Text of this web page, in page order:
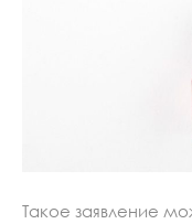
Такое заявление